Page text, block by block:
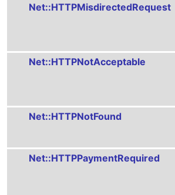
Net::HTTPMisdirectedRequest
Net::HTTPNotAcceptable
Net::HTTPNotFound
Net::HTTPPaymentRequired